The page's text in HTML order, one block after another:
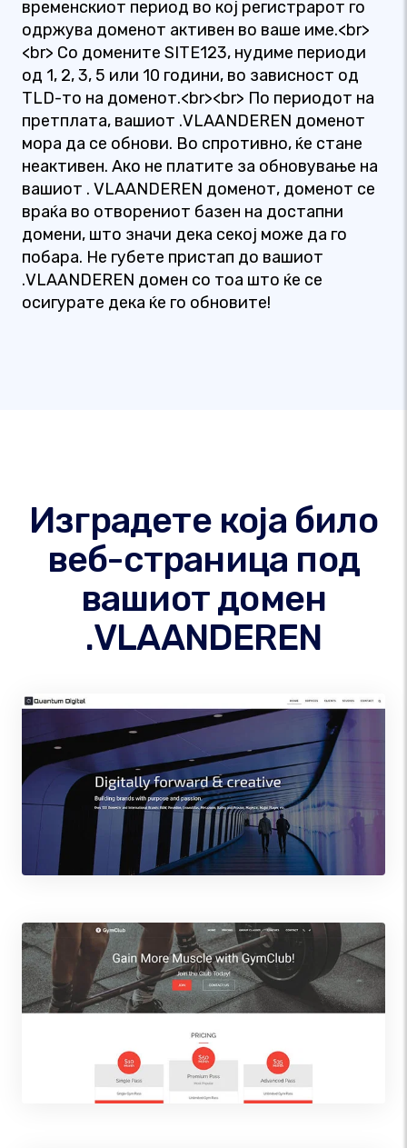
временскиот период во кој регистрарот го
одржува доменот активен во ваше име.<br>
<br> Со домените SITE123, нудиме периоди
од 1, 2, 3, 5 или 10 години, во зависност од
TLD-то на доменот.<br><br> По периодот на
претплата, вашиот .VLAANDEREN доменот
мора да се обнови. Во спротивно, ќе стане
неактивен. Ако не платите за обновување на
вашиот . VLAANDEREN доменот, доменот се
враќа во отворениот базен на достапни
домени, што значи дека секој може да го
побара. Не губете пристап до вашиот
.VLAANDEREN домен со тоа што ќе се
осигурате дека ќе го обновите!
Изградете која било
веб-страница под
вашиот домен
.VLAANDEREN